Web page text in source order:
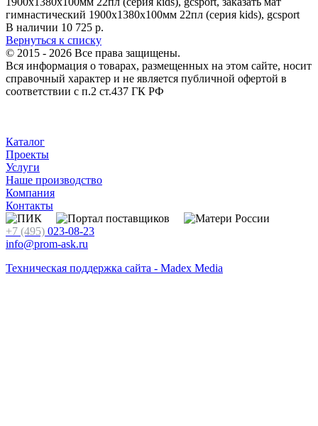
В наличии 10 725 р.
Вернуться к списку
© 2015 - 2026 Все права защищены.
Вся информация о товарах, размещенных на этом сайте, носит
справочный характер и не является публичной офертой в
соответствии с п.2 ст.437 ГК РФ
Каталог
Проекты
Услуги
Наше производство
Компания
Контакты
+7 (495) 023-08-23
info@prom-ask.ru
Техническая поддержка сайта - Madex Media